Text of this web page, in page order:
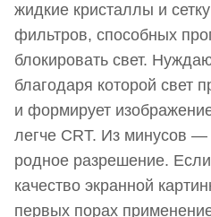
жидкие кристаллы и
фильтров, способных
блокировать свет.
благодаря которой свет
и формирует
легче CRT. Из минусов
родное разрешение. Если
качество экранной
первых порах